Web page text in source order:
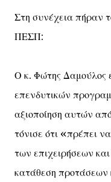
Στη συνέχεια πήραν
ΠΕΣΠ:
Ο κ. Φώτης Δαμούλος
επενδυτικών
αξιοποίηση αυτών
τόνισε ότι «πρέπει
των επιχειρήσεων
κατάθεση